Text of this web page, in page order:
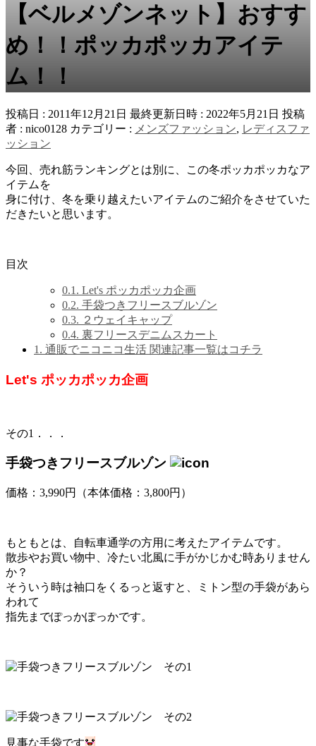
【ベルメゾンネット】おすす
め！！ポッカポッカアイテ
ム！！
投稿日 : 2011年12月21日 最終更新日時 : 2022年5月21日 投稿
者 : nico0128 カテゴリー : メンズファッション, レディスファ
ッション
今回、売れ筋ランキングとは別に、この冬ポッカポッカなア
イテムを
身に付け、冬を乗り越えたいアイテムのご紹介をさせていた
だきたいと思います。
目次
0.1. Let's ポッカポッカ企画
0.2. 手袋つきフリースブルゾン
0.3. ２ウェイキャップ
0.4. 裏フリースデニムスカート
1. 通販でニコニコ生活 関連記事一覧はコチラ
Let's ポッカポッカ企画
その1．．．
手袋つきフリースブルゾン
価格：3,990円（本体価格：3,800円）
もともとは、自転車通学の方用に考えたアイテムです。
散歩やお買い物中、冷たい北風に手がかじかむ時ありません
か？
そういう時は袖口をくるっと返すと、ミトン型の手袋があら
われて
指先までぽっかぽっかです。
見事な手袋です